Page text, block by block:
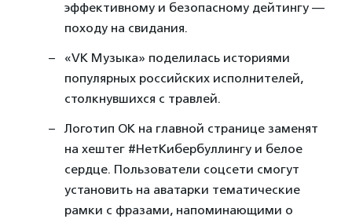
эффективному и безопасному дейтингу —
походу на свидания.
«VK Музыка» поделилась историями
популярных российских исполнителей,
столкнувшихся с травлей.
Логотип ОК на главной странице заменят
на хештег #НетКибербуллингу и белое
сердце. Пользователи соцсети смогут
установить на аватарки тематические
рамки с фразами, напоминающими о